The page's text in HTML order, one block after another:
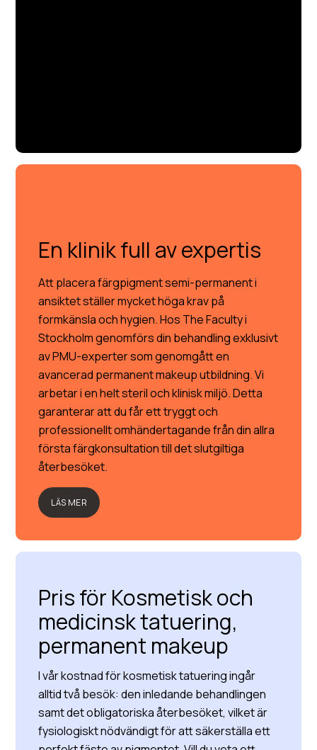
En klinik full av expertis
Att placera färgpigment semi-permanent i
ansiktet ställer mycket höga krav på
formkänsla och hygien. Hos The Faculty i
Stockholm genomförs din behandling exklusivt
av PMU-experter som genomgått en
avancerad permanent makeup utbildning. Vi
arbetar i en helt steril och klinisk miljö. Detta
garanterar att du får ett tryggt och
professionellt omhändertagande från din allra
första färgkonsultation till det slutgiltiga
återbesöket.
LÄS MER
Pris för Kosmetisk och
medicinsk tatuering,
permanent makeup
I vår kostnad för kosmetisk tatuering ingår
alltid två besök: den inledande behandlingen
samt det obligatoriska återbesöket, vilket är
fysiologiskt nödvändigt för att säkerställa ett